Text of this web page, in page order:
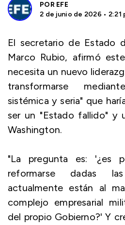
POR EFE
2 de junio de 2026 • 2:21
El secretario de Estado
Marco Rubio, afirmó
necesita un nuevo
transformarse
sistémica y seria" que
ser un "Estado fallido" y
Washington.
"La pregunta es: '¿es
reformarse dadas
actualmente están al
complejo empresarial
del propio Gobierno?' Y